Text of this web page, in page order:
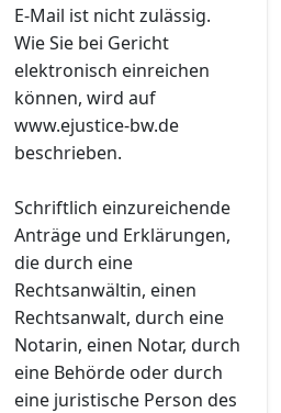
E-Mail ist nicht zulässig.
Wie Sie bei Gericht
elektronisch einreichen
können, wird auf
www.ejustice-bw.de
beschrieben.
Schriftlich einzureichende
Anträge und Erklärungen,
die durch eine
Rechtsanwältin, einen
Rechtsanwalt, durch eine
Notarin, einen Notar, durch
eine Behörde oder durch
eine juristische Person des